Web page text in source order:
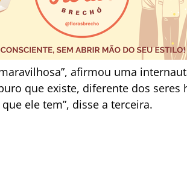
afirmou uma
que existe, diferente dos seres
ele tem”, disse a terceira.